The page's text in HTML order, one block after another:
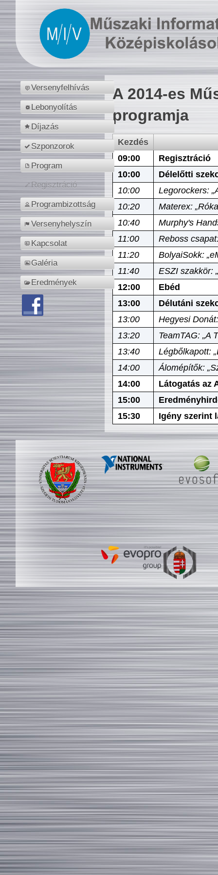
Versenyfelhívás
Lebonyolítás
Díjazás
Szponzorok
Program
Regisztráció
Programbizottság
Versenyhelyszín
Kapcsolat
Galéria
Eredmények
A 2014-es
programja
Kezdés
09:00
Regisztráció
10:00
Délelőtti
10:00
Legorockers:
10:20
Materex:
10:40
Murphy's
11:00
Reboss
11:20
BolyaiSokk:
11:40
ESZI szakkör:
12:00
Ebéd
13:00
Délutáni
13:00
Hegyesi
13:20
TeamTAG: „A
13:40
Légbőlkapott:
14:00
Álomépítők:
14:00
Látogatás az
15:00
15:30
Igény szerint